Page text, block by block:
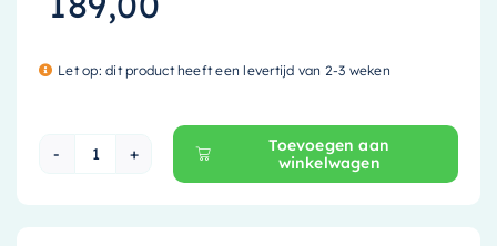
Let op: dit product heeft een levertijd van 2-3 weken
Mondiaz Spiegel Lett - 70x80cm - rechthoek -
Toevoegen aan
winkelwagen